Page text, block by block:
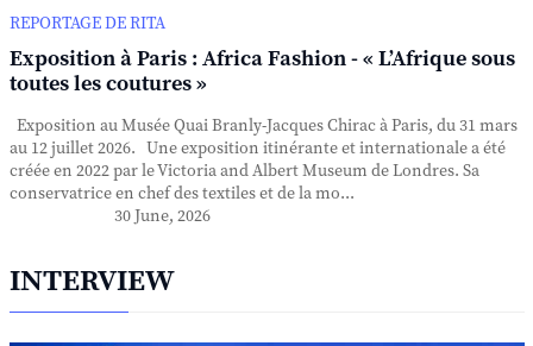
REPORTAGE DE RITA
Exposition à Paris : Africa Fashion - « L’Afrique sous
toutes les coutures »
Exposition au Musée Quai Branly-Jacques Chirac à Paris, du 31 mars
au 12 juillet 2026. Une exposition itinérante et internationale a été
créée en 2022 par le Victoria and Albert Museum de Londres. Sa
conservatrice en chef des textiles et de la mo...
30 June, 2026
INTERVIEW